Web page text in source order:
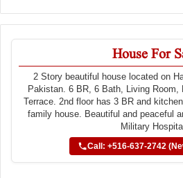
House For
2 Story beautiful house located on
Pakistan. 6 BR, 6 Bath, Living Room,
Terrace. 2nd floor has 3 BR and
family house. Beautiful and peaceful
Military
Call: +516-637-2742